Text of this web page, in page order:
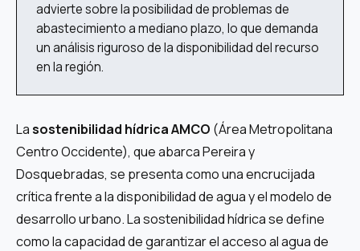
advierte sobre la posibilidad de problemas de
abastecimiento a mediano plazo, lo que demanda
un análisis riguroso de la disponibilidad del recurso
en la región.
Lasostenibilidad hídrica AMCO (Área Metropolitana
Centro Occidente), que abarca Pereira y
Dosquebradas, se presenta como una encrucijada
crítica frente a la disponibilidad de agua y el modelo de
desarrollo urbano. La sostenibilidad hídrica se define
como la capacidad de garantizar el acceso al agua de